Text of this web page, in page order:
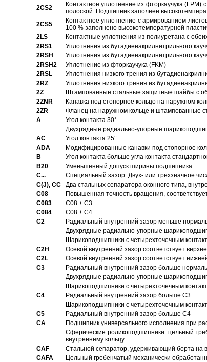
2CS2
Контактное уплотнение из фторкаучука
полоской. Подшипник заполнен
2CS5
Контактное уплотнение с армированием
100 % заполнено высокотемпературной
2LS
Контактные уплотнения из полиуретана с
2RS1
Уплотнения из бутадиенакрилнитрильного
2RSH
Уплотнения из бутадиенакрилнитрильного
2RSH2
Уплотнение из фторкаучука (FKM)
2RSL
Уплотнения низкого трения из
2RZ
Уплотнения низкого трения из
2Z
Штампованные стальные защитные шайбы с
2ZNR
Канавка под стопорное кольцо на наружном
2ZR
Фланец на наружном кольце и штампованные
A
Угол контакта 30°
Двухрядные радиально-упорные
AC
Угол контакта 25°
ADA
Модифицированные канавки под стопорное
B
Угол контакта больше угла контакта
B20
Уменьшенный допуск ширины подшипника
C...
Специальный зазор. Двух- или трехзначное
C(J), CC
Два стальных сепаратора оконного типа,
C08
Повышенная точность вращения,
C083
C08 + C3
C084
C08 + C4
C2
Pадиальный внутренний зазор меньше
Двухрядные радиально-упорные
Шарикоподшипники с четырехточечным
C2H
Осевой внутренний зазор соответствует
C2L
Осевой внутренний зазор соответствует
C3
Pадиальный внутренний зазор больше
Двухрядные радиально-упорные
Шарикоподшипники с четырехточечным
C4
Pадиальный внутренний зазор больше C3
Шарикоподшипники с четырехточечным
C5
Pадиальный внутренний зазор больше C4
CA
Подшипник универсального исполнения при
Сферические роликоподшипники: цельный
внутреннему кольцу
CAF
Стальной сепаратор, удерживающий борта на
CAFA
Цельный гребенчатый механически